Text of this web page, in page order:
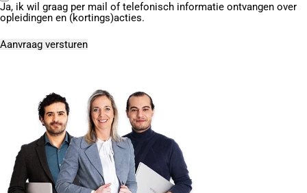
Ja, ik wil graag per mail of telefonisch informatie ontvangen over
opleidingen en (kortings)acties.